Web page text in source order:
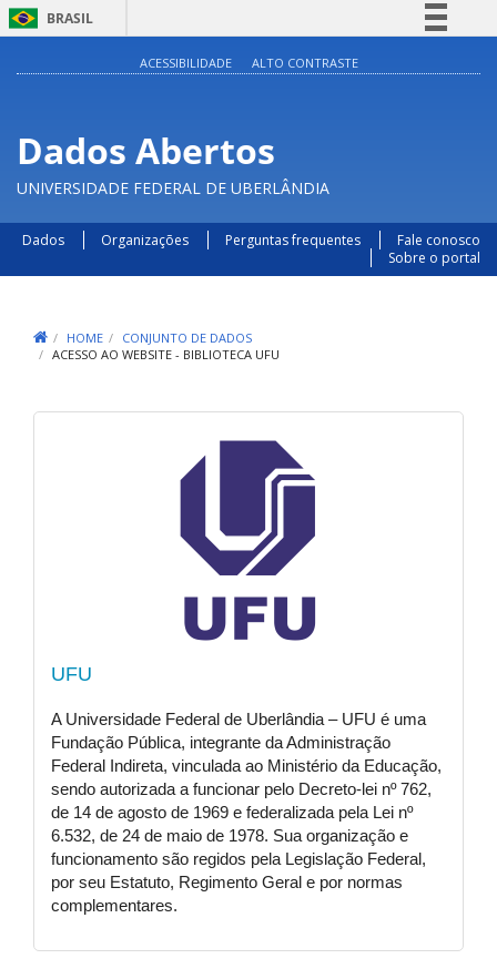
BRASIL
Legislação
Canais
ACESSIBILIDADE ALTO CONTRASTE
Dados Abertos
UNIVERSIDADE FEDERAL DE UBERLÂNDIA
Dados Organizações Perguntas frequentes
Fale conosco
Sobre o portal
HOME
CONJUNTO DE DADOS
ACESSO AO WEBSITE - BIBLIOTECA UFU
UFU
A Universidade Federal de Uberlândia – UFU é uma
Fundação Pública, integrante da Administração
Federal Indireta, vinculada ao Ministério da Educação,
sendo autorizada a funcionar pelo Decreto-lei nº 762,
de 14 de agosto de 1969 e federalizada pela Lei nº
6.532, de 24 de maio de 1978. Sua organização e
funcionamento são regidos pela Legislação Federal,
por seu Estatuto, Regimento Geral e por normas
complementares.